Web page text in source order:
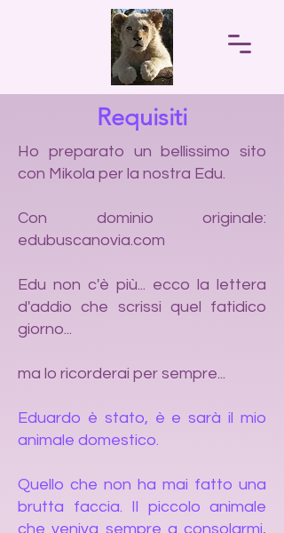
Requisiti
Ho preparato un bellissimo sito
con Mikola per la nostra Edu.
Con dominio originale:
edubuscanovia.com
Edu non c'è più... ecco la lettera
d'addio che scrissi quel fatidico
giorno...
ma lo ricorderai per sempre...
Eduardo è stato, è e sarà il mio
animale domestico.
Quello che non ha mai fatto una
brutta faccia. Il piccolo animale
che veniva sempre a consolarmi,